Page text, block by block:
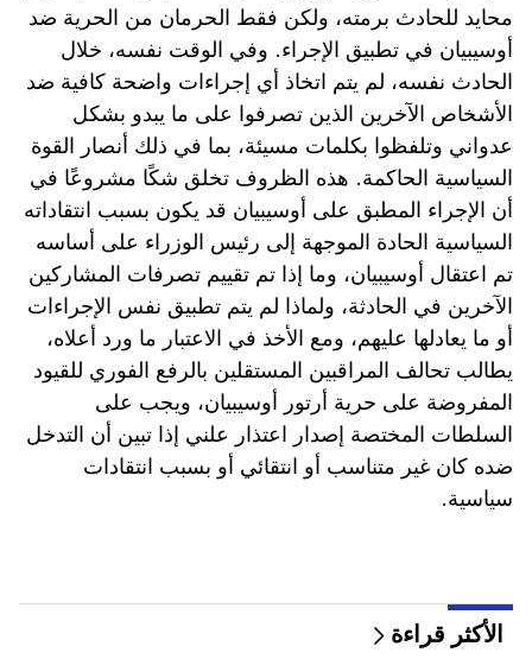
محايد للحادث برمته، ولكن فقط الحرمان من الحرية ضد
أوسيبيان في تطبيق الإجراء. وفي الوقت نفسه، خلال
الحادث نفسه، لم يتم اتخاذ أي إجراءات واضحة كافية ضد
الأشخاص الآخرين الذين تصرفوا على ما يبدو بشكل
عدواني وتلفظوا بكلمات مسيئة، بما في ذلك أنصار القوة
السياسية الحاكمة. هذه الظروف تخلق شكًا مشروعًا في
أن الإجراء المطبق على أوسيبيان قد يكون بسبب انتقاداته
السياسية الحادة الموجهة إلى رئيس الوزراء على أساسه
تم اعتقال أوسيبيان، وما إذا تم تقييم تصرفات المشاركين
الآخرين في الحادثة، ولماذا لم يتم تطبيق نفس الإجراءات
أو ما يعادلها عليهم، ومع الأخذ في الاعتبار ما ورد أعلاه،
يطالب تحالف المراقبين المستقلين بالرفع الفوري للقيود
المفروضة على حرية أرتور أوسيبيان، ويجب على
السلطات المختصة إصدار اعتذار علني إذا تبين أن التدخل
ضده كان غير متناسب أو انتقائي أو بسبب انتقادات
سياسية.
الأكثر قراءة